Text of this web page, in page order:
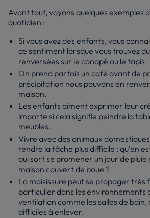
Avant tout, voyons quelques exemples
quotidien :
Si vous avez des enfants, vous
ce sentiment lorsque vous trouvez du
renversées sur le canapé ou le tapis.
On prend parfois un café avant de
précipitation nous pouvons en
maison.
Les enfants aiment exprimer leur
importe si cela signifie peindre la
meubles.
Vivre avec des animaux
rendre la tâche plus difficile : qu’en
qui sort se promener un jour de pluie
maison couvert de boue ?
La moisissure peut se propager très
particulier dans les environnements
ventilation comme les salles de
difficiles à enlever.